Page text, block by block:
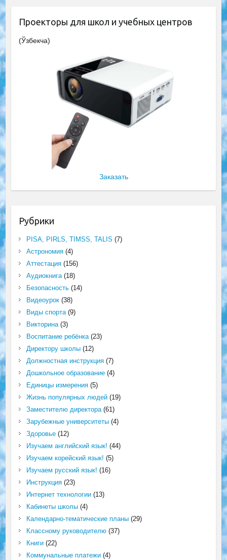
Проекторы для школ и учебных центров
(Ўзбекча)
Заказать
Рубрики
PISA, PIRLS, TIMSS, TALIS (7)
Астрономия(4)
Аттестация(156)
Аудиокнига(18)
Безопасность(14)
Видеоурок(38)
Виды спорта(9)
Викторина(3)
Воспитание ребёнка(23)
Директору школы(12)
Должностная инструкция(7)
Дошкольное образование(4)
Единицы измерения(5)
Жизнь популярных людей(19)
Заместителю директора(61)
Зарубежные университеты(4)
Здоровье(12)
Изучаем английский язык! (44)
Изучаем корейский язык! (5)
Изучаем русский язык! (16)
Инструкция(23)
Интернет технологии(13)
Кабинеты школы(4)
Календарно-тематические планы(29)
Классному руководителю(37)
Книги(22)
Коммунальные платежи(4)